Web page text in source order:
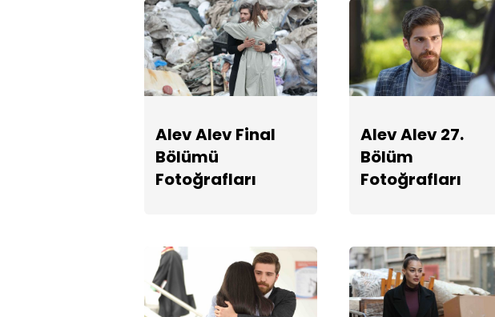
Alev Alev Final
Bölümü
Fotoğrafları
Alev Alev 27.
Bölüm
Fotoğrafları